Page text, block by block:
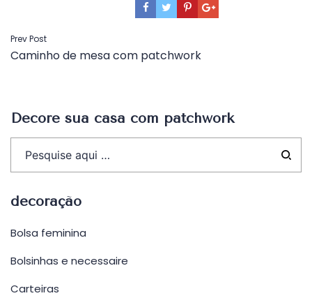
Navegação
de
Prev Post
Caminho de mesa com patchwork
Decore sua casa com patchwork
decoração
Bolsa feminina
Bolsinhas e necessaire
Carteiras